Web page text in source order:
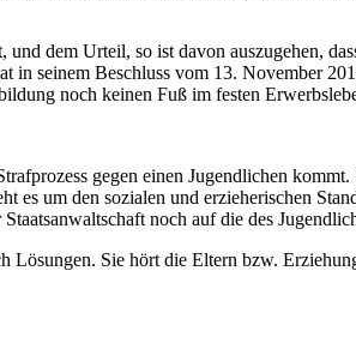
dem Urteil, so ist davon auszugehen,
seinem Beschluss vom 13. November
noch keinen Fuß im festen
gegen einen Jugendlichen
es um den sozialen und erzieherischen
noch auf die des
Lösungen. Sie hört die Eltern bzw.